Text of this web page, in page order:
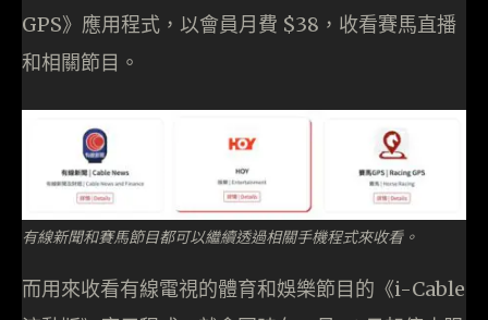
GPS》應用程式，以會員月費 $38，收看賽馬直播
和相關節目。
有線新聞和賽馬節目都可以繼續透過相關手機程式來收看。
而用來收看有線電視的體育和娛樂節目的《i-Cable